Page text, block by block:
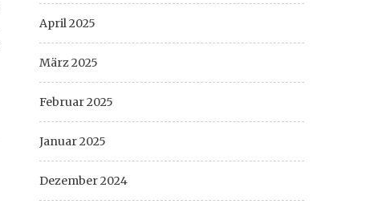
April 2025
März 2025
Februar 2025
Januar 2025
Dezember 2024